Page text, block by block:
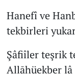
Hanefî ve
tekbirleri
Şâfiîler teşrik
Allāhüekber